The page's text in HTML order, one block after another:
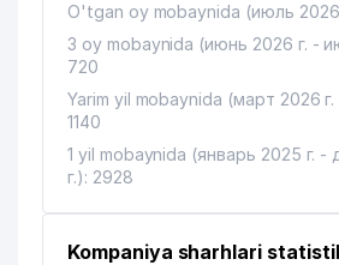
12
ABDULLAEV NOMLI
13
TA'LIMI BO'LIMI
14
MIRZO-ULUG'BEK TUMANI
MAKTABGACHA TA'LIM
BOLALAR BOG'CHASI №145
(GUNCHA)
O'tgan oy mobaynida (июль 2026
3 oy mobaynida (июнь 2026 г. -
720
Yarim yil mobaynida (март 2026
1140
1 yil mobaynida (январь 2025 г. -
г.): 2928
Kompaniya sharhlari